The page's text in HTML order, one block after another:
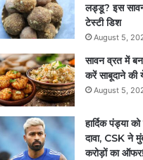
लड्डू? इस
टेस्टी डिश
August 5,
सावन व्रत में
करें साबूदाने
August 5,
हार्दिक पंड्या
दावा, CSK ने
करोड़ों का ऑफर!